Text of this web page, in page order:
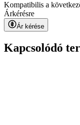
Kompatibilis a
Árkérésre
Ár kérése
Kapcsolódó